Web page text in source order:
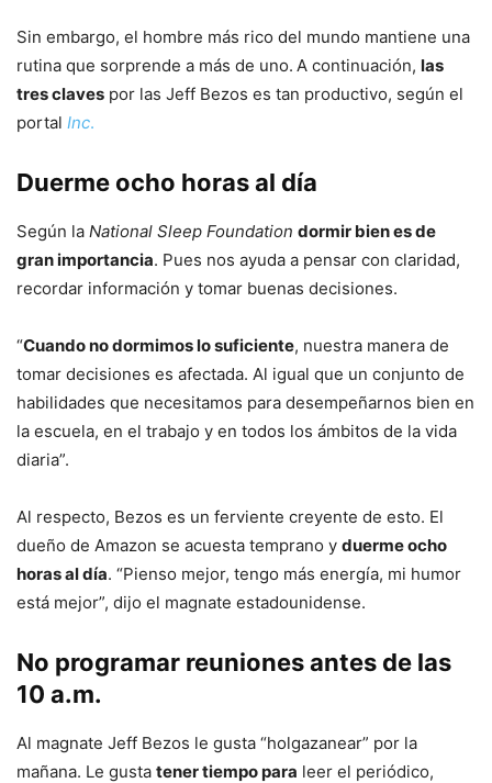
Sin embargo, el hombre más rico del mundo mantiene una
rutina que sorprende a más de uno. A continuación, las
tres claves por las Jeff Bezos es tan productivo, según el
portal Inc.
Duerme ocho horas al día
Según la National Sleep Foundation dormir bien es de
gran importancia. Pues nos ayuda a pensar con claridad,
recordar información y tomar buenas decisiones.
“Cuando no dormimos lo suficiente, nuestra manera de
tomar decisiones es afectada. Al igual que un conjunto de
habilidades que necesitamos para desempeñarnos bien en
la escuela, en el trabajo y en todos los ámbitos de la vida
diaria”.
Al respecto, Bezos es un ferviente creyente de esto. El
dueño de Amazon se acuesta temprano y duerme ocho
horas al día. “Pienso mejor, tengo más energía, mi humor
está mejor”, dijo el magnate estadounidense.
No programar reuniones antes de las
10 a.m.
Al magnate Jeff Bezos le gusta “holgazanear” por la
mañana. Le gusta tener tiempo para leer el periódico,